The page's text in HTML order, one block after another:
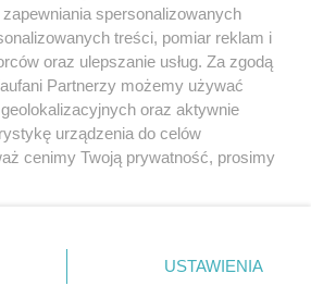
regulamin korzystania z portali
Skontakuj sięz nami
Kontakt
Wydawca
Redakcja
spersonalizowanych
treści, pomiar reklam i
oraz ulepszanie usług. Za zgodą
Partnerzy możemy używać
oraz aktywnie
urządzenia do celów
cenimy Twoją prywatność, prosimy
się w lewym dolnym rogu strony
przetwarzania danych nie wymagają
USTAWIENIA